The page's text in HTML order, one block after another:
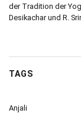
der Tradition der
Desikachar und R.
TAGS
Anjali